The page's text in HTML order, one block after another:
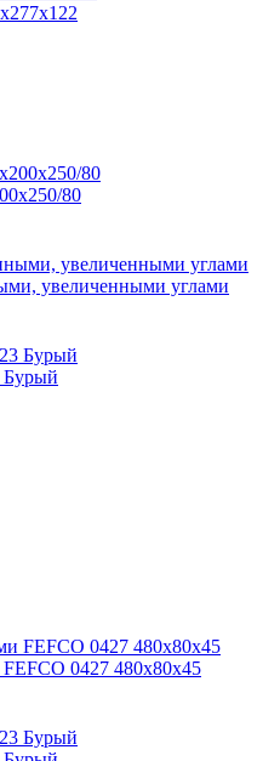
80
увеличенными углами
Бурый
0427 480х80х45